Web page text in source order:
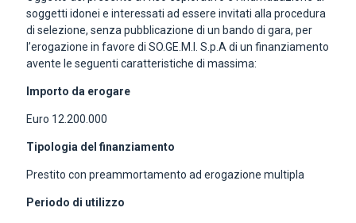
soggetti idonei e interessati ad essere invitati alla procedura
di selezione, senza pubblicazione di un bando di gara, per
l’erogazione in favore di SO.GE.M.I. S.p.A di un finanziamento
avente le seguenti caratteristiche di massima:
Importo da erogare
Euro 12.200.000
Tipologia del finanziamento
Prestito con preammortamento ad erogazione multipla
Periodo di utilizzo